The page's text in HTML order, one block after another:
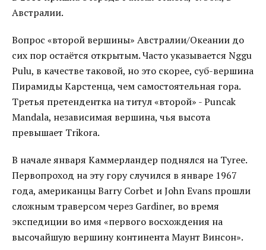
Австралии.
Вопрос «второй вершины» Австралии/Океании до
сих пор остаётся открытым. Часто указывается Nggu
Pulu, в качестве таковой, но это скорее, суб-вершина
Пирамиды Карстенца, чем самостоятельная гора.
Третья претендентка на титул «второй» - Puncak
Mandala, независимая вершина, чья высота
превышает Trikora.
В начале января Каммерландер поднялся на Tyree.
Первопроход на эту гору случился в январе 1967
года, американцы Barry Corbet и John Evans прошли
сложным траверсом через Gardiner, во время
экспедиции во имя «первого восхождения на
высочайшую вершину континента Маунт Винсон».